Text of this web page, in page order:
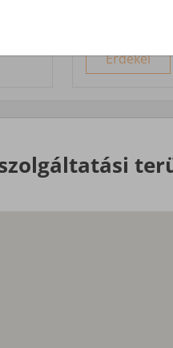
Nagyobb
Érdekel